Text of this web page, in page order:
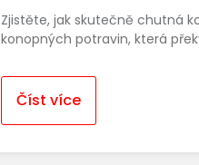
Zjistěte, jak skutečně chutná
konopných potravin, která
Číst více